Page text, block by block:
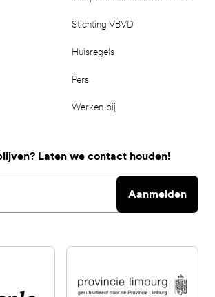
Stichting VBVD
Huisregels
Pers
Werken bij
Laten we contact houden!
Aanmelden